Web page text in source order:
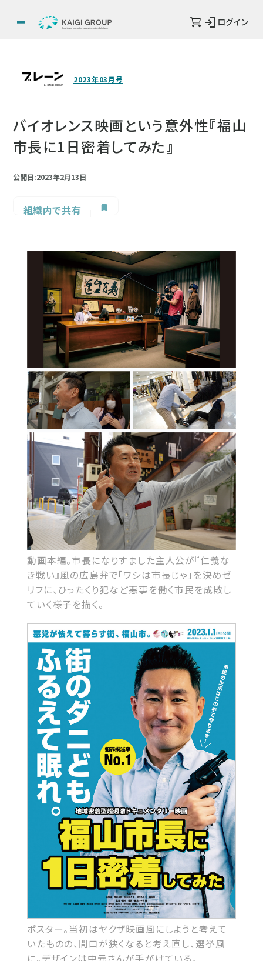
ログイン
2023年03月号
バイオレンス映画という意外性『福山
市長に1日密着してみた』
公開日:2023年2月13日
組織内で共有
動画本編。市長になりすました主人公が『仁義な
き戦い』風の広島弁で「ワシは市長じゃ」を決めゼ
リフに、ひったくり犯など悪事を働く市民を成敗し
ていく様子を描く。
ポスター。当初はヤクザ映画風にしようと考えて
いたものの、間口が狭くなると考え直し、選挙風